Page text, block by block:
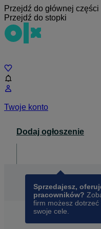
Przejdź do głównej części
Przejdź do stopki
Twoje konto
Dodaj ogłoszenie
Sprzedajesz,
pracowników?
firm możesz
swoje cele.